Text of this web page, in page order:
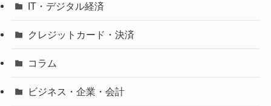
IT・デジタル経済
クレジットカード・決済
コラム
ビジネス・企業・会計